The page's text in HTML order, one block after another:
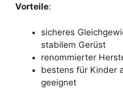
Vorteile:
sicheres
stabilem Gerüst
renommierter
bestens für Kinder
geeignet